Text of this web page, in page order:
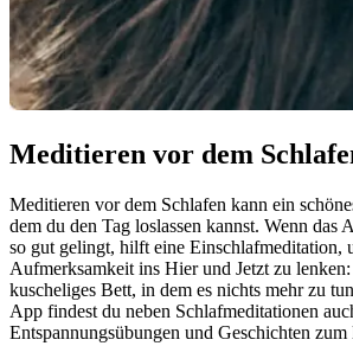
Meditieren vor dem
Meditieren vor dem Schlafen kann ein
dem du den Tag loslassen kannst. Wenn das
so gut gelingt, hilft eine Einschlafmeditation,
Aufmerksamkeit ins Hier und Jetzt zu
kuscheliges Bett, in dem es nichts mehr zu
App findest du neben Schlafmeditationen
Entspannungsübungen und Geschichten